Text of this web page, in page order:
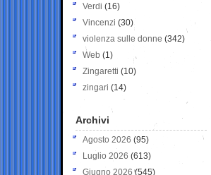
Verdi (16)
Vincenzi (30)
violenza sulle donne (342)
Web (1)
Zingaretti (10)
zingari (14)
Archivi
Agosto 2026 (95)
Luglio 2026 (613)
Giugno 2026 (545)